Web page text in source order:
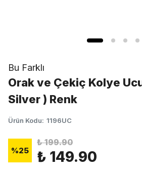
Bu Farklı
Orak ve Çekiç Kolye
Silver ) Renk
Ürün Kodu: 1196UC
%25
₺ 199.90
₺ 149.90